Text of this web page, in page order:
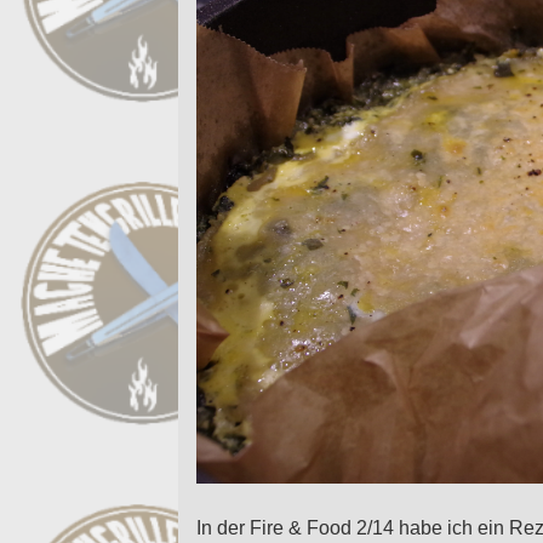
In der Fire & Food 2/14 habe ich ein